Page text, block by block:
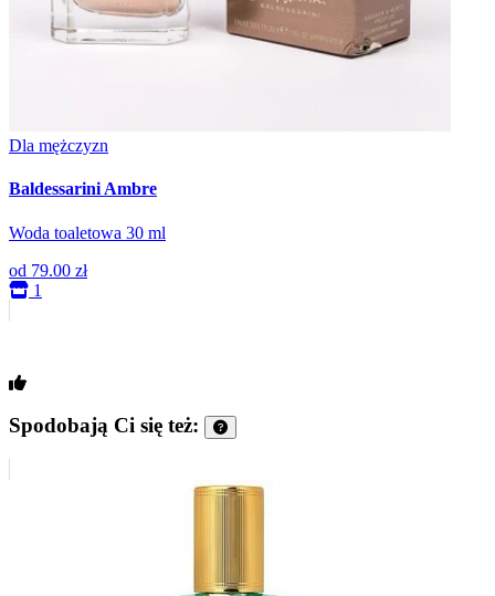
Dla mężczyzn
Baldessarini Ambre
Woda toaletowa 30 ml
od 79.00 zł
1
Spodobają Ci się też: